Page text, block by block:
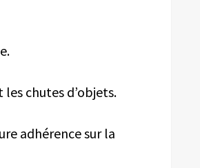
chutes d’objets.
adhérence sur la